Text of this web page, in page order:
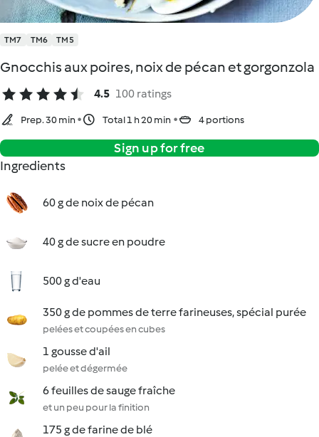
TM7 TM6 TM5
Gnocchis aux poires, noix de pécan et gorgonzola
4.5 100 ratings
Prep. 30 min Total 1 h 20 min 4 portions
Sign up for free
Ingredients
60 g de noix de pécan
40 g de sucre en poudre
500 g d'eau
350 g de pommes de terre farineuses, spécial purée
pelées et coupées en cubes
1 gousse d'ail
pelée et dégermée
6 feuilles de sauge fraîche
et un peu pour la finition
175 g de farine de blé